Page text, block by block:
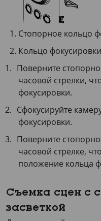
Стопорное кольцо
Кольцо фокусировки
Поверните
часовой стрелки,
фокусировки.
Сфокусируйте
фокусировки.
Поверните
часовой стрелке,
положение кольца
Съемка сцен с
засветкой